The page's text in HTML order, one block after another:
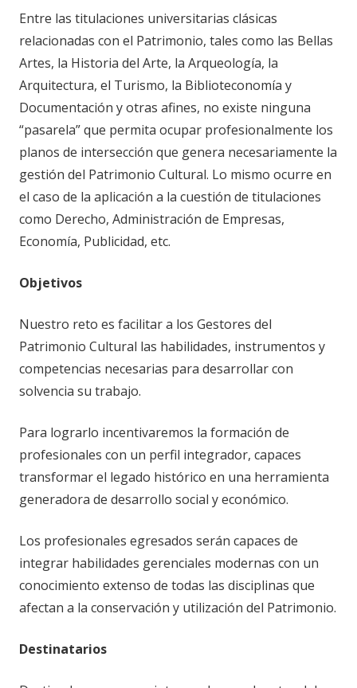
Entre las titulaciones universitarias clásicas
relacionadas con el Patrimonio, tales como las Bellas
Artes, la Historia del Arte, la Arqueología, la
Arquitectura, el Turismo, la Biblioteconomía y
Documentación y otras afines, no existe ninguna
“pasarela” que permita ocupar profesionalmente los
planos de intersección que genera necesariamente la
gestión del Patrimonio Cultural. Lo mismo ocurre en
el caso de la aplicación a la cuestión de titulaciones
como Derecho, Administración de Empresas,
Economía, Publicidad, etc.
Objetivos
Nuestro reto es facilitar a los Gestores del
Patrimonio Cultural las habilidades, instrumentos y
competencias necesarias para desarrollar con
solvencia su trabajo.
Para lograrlo incentivaremos la formación de
profesionales con un perfil integrador, capaces
transformar el legado histórico en una herramienta
generadora de desarrollo social y económico.
Los profesionales egresados serán capaces de
integrar habilidades gerenciales modernas con un
conocimiento extenso de todas las disciplinas que
afectan a la conservación y utilización del Patrimonio.
Destinatarios